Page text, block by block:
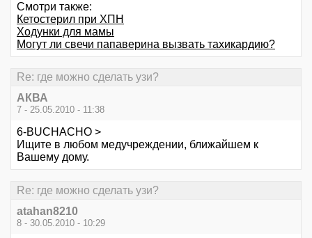
Смотри также:
Кетостерил при ХПН
Ходунки для мамы
Могут ли свечи папаверина вызвать тахикардию?
Re: где можно сделать узи?
АКВА
7 - 25.05.2010 - 11:38
6-BUCHACHO >
Ищите в любом медучреждении, ближайшем к
Вашему дому.
Re: где можно сделать узи?
atahan8210
8 - 30.05.2010 - 10:29